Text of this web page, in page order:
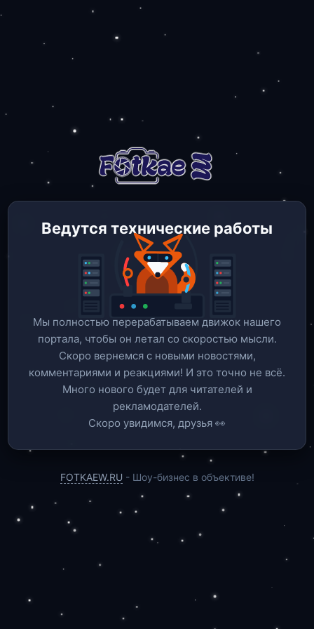
Ведутся технические работы
Мы полностью перерабатываем движок нашего
портала, чтобы он летал со скоростью мысли.
Скоро вернемся c новыми новостями,
комментариями и реакциями! И это точно не всё.
Много нового будет для читателей и
рекламодателей.
Скоро увидимся, друзья 👀
FOTKAEW.RU - Шоу-бизнес в объективе!